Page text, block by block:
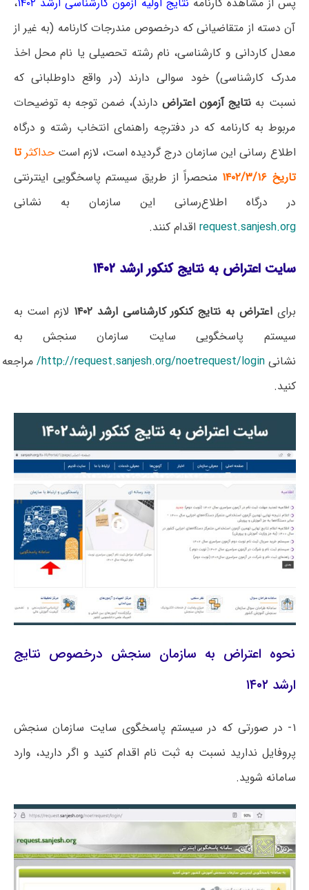
آن دسته از متقاضیانی که درخصوص مندرجات کارنامه (به غیر از
معدل کاردانی و کارشناسی، نام رشته تحصیلی یا نام محل اخذ
مدرک کارشناسی) خود سوالی دارند (در واقع داوطلبانی که
نسبت به نتایج آزمون اعتراضدارند)، ضمن توجه به توضیحات
مربوط به کارنامه که در دفترچه راهنمای انتخاب رشته و درگاه
اطلاع رسانی این سازمان درج گردیده است، لازم استحداکثرتا
تاریخ ۱۴۰۲/۳/۱۶
منحصراً از طریق سیستم پاسخگویی اینترنتی
در درگاه اطلاع‌رسانی این سازمان به نشانی
request.sanjesh.org اقدام کنند.
سایت اعتراض به نتایج کنکور ارشد ۱۴۰۲
برایاعتراض به نتایج کنکور کارشناسی ارشد ۱۴۰۲
لازم است به
سیستم پاسخگویی سایت سازمان سنجش به
نشانی http://request.sanjesh.org/noetrequest/login/ مراجعه
کنید.
نحوه اعتراض به سازمان سنجش درخصوص نتایج
ارشد ۱۴۰۲
۱- در صورتی که در سیستم پاسخگوی سایت سازمان سنجش
پروفایل ندارید نسبت به ثبت نام اقدام کنید و اگر دارید، وارد
سامانه شوید.